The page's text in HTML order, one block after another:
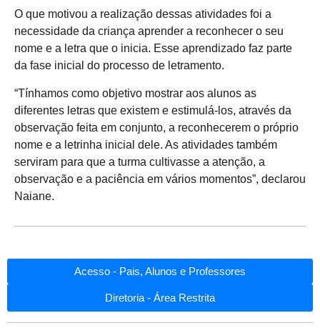
O que motivou a realização dessas atividades foi a
necessidade da criança aprender a reconhecer o seu
nome e a letra que o inicia. Esse aprendizado faz parte
da fase inicial do processo de letramento.
“Tínhamos como objetivo mostrar aos alunos as
diferentes letras que existem e estimulá-los, através da
observação feita em conjunto, a reconhecerem o próprio
nome e a letrinha inicial dele. As atividades também
serviram para que a turma cultivasse a atenção, a
observação e a paciência em vários momentos”, declarou
Naiane.
Acesso - Pais, Alunos e Professores
Diretoria - Área Restrita